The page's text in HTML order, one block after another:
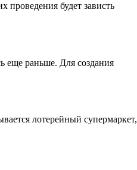
будет зависть
еще раньше. Для создания
лотерейный супермаркет,